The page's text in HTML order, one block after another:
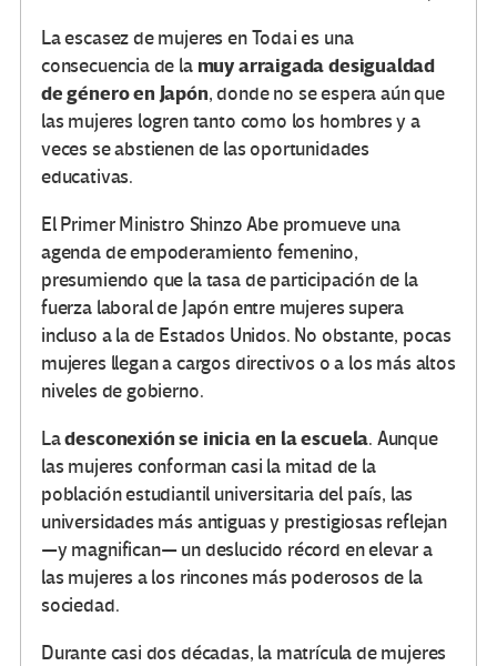
La escasez de mujeres en Todai es una
consecuencia de la muy arraigada desigualdad
de género en Japón, donde no se espera aún que
las mujeres logren tanto como los hombres y a
veces se abstienen de las oportunidades
educativas.
El Primer Ministro Shinzo Abe promueve una
agenda de empoderamiento femenino,
presumiendo que la tasa de participación de la
fuerza laboral de Japón entre mujeres supera
incluso a la de Estados Unidos. No obstante, pocas
mujeres llegan a cargos directivos o a los más altos
niveles de gobierno.
Ladesconexión se inicia en la escuela. Aunque
las mujeres conforman casi la mitad de la
población estudiantil universitaria del país, las
universidades más antiguas y prestigiosas reflejan
—y magnifican— un deslucido récord en elevar a
las mujeres a los rincones más poderosos de la
sociedad.
Durante casi dos décadas, la matrícula de mujeres